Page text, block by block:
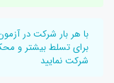
با هر بار شرکت در
برای تسلط بیشتر و
شرکت نمایید